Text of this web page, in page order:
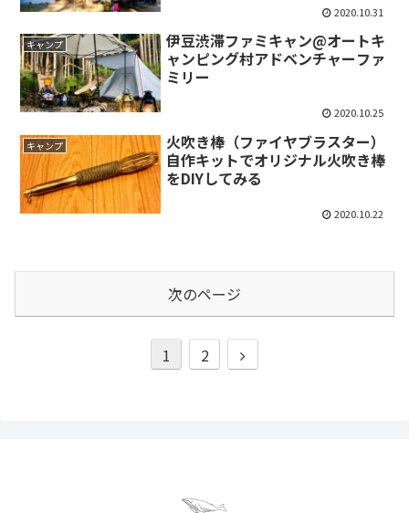
2020.10.31
キャンプ
伊豆渋滞ファミキャン@オートキ
ャンピング村アドベンチャーファ
ミリー
2020.10.25
キャンプ
火吹き棒（ファイヤブラスター）
自作キットでオリジナル火吹き棒
をDIYしてみる
2020.10.22
次のページ
1 2
次